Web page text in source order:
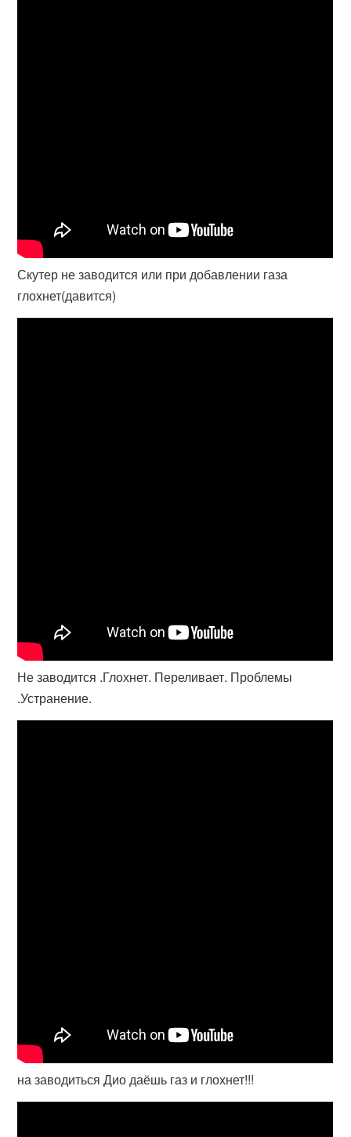
Скутер не заводится или при добавлении газа
глохнет(давится)
Не заводится .Глохнет. Переливает. Проблемы
.Устранение.
на заводиться Дио даёшь газ и глохнет!!!